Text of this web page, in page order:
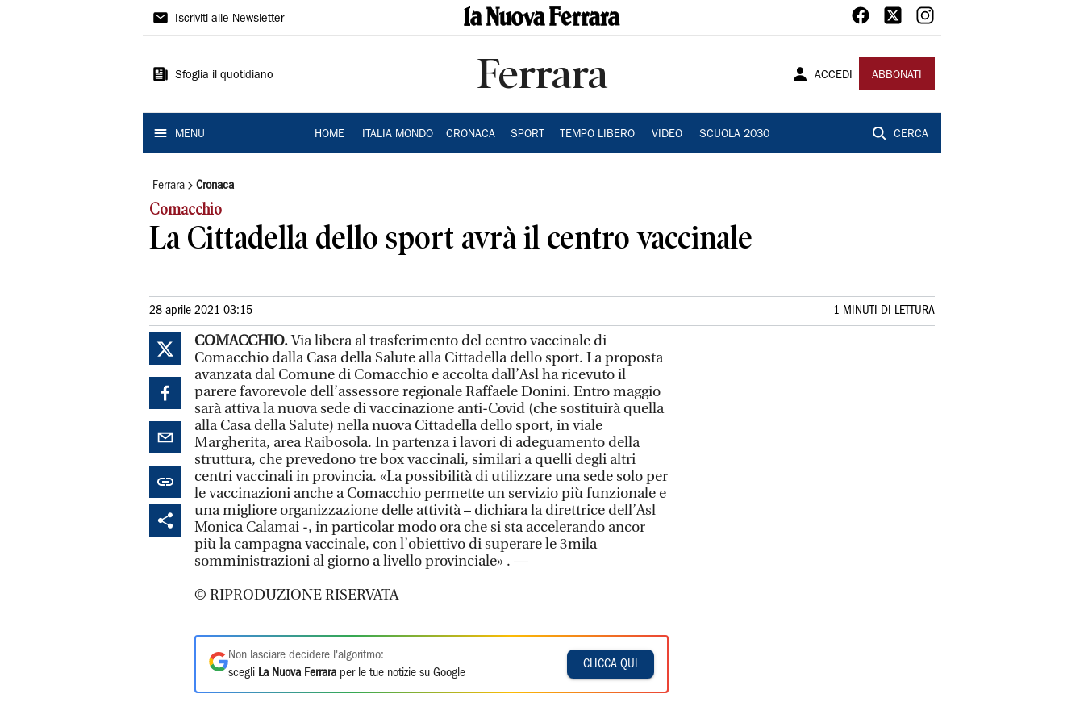
La
Ferrara
Iscriviti alle Newsletter
Sfoglia il quotidiano Ferrara ACCEDI ABBONATI
MENU HOME ITALIA MONDO CRONACA SPORT TEMPO LIBERO VIDEO SCUOLA 2030 CERCA
Ferrara Cronaca
Comacchio
La Cittadella dello sport avrà il centro vaccinale
28 aprile 2021 03:15 1 MINUTI DI LETTURA
COMACCHIO.Via libera al trasferimento del centro vaccinale di
Comacchio dalla Casa della Salute alla Cittadella dello sport. La proposta
avanzata dal Comune di Comacchio e accolta dall’Asl ha ricevuto il
parere favorevole dell’assessore regionale Raffaele Donini. Entro maggio
sarà attiva la nuova sede di vaccinazione anti-Covid (che sostituirà quella
alla Casa della Salute) nella nuova Cittadella dello sport, in viale
Margherita, area Raibosola. In partenza i lavori di adeguamento della
struttura, che prevedono tre box vaccinali, similari a quelli degli altri
centri vaccinali in provincia. «La possibilità di utilizzare una sede solo per
le vaccinazioni anche a Comacchio permette un servizio più funzionale e
una migliore organizzazione delle attività – dichiara la direttrice dell’Asl
Monica Calamai -, in particolar modo ora che si sta accelerando ancor
più la campagna vaccinale, con l’obiettivo di superare le 3mila
somministrazioni al giorno a livello provinciale» . —
© RIPRODUZIONE RISERVATA
Non lasciare decidere l'algoritmo:
scegli La Nuova Ferrara per le tue notizie su Google
CLICCA QUI